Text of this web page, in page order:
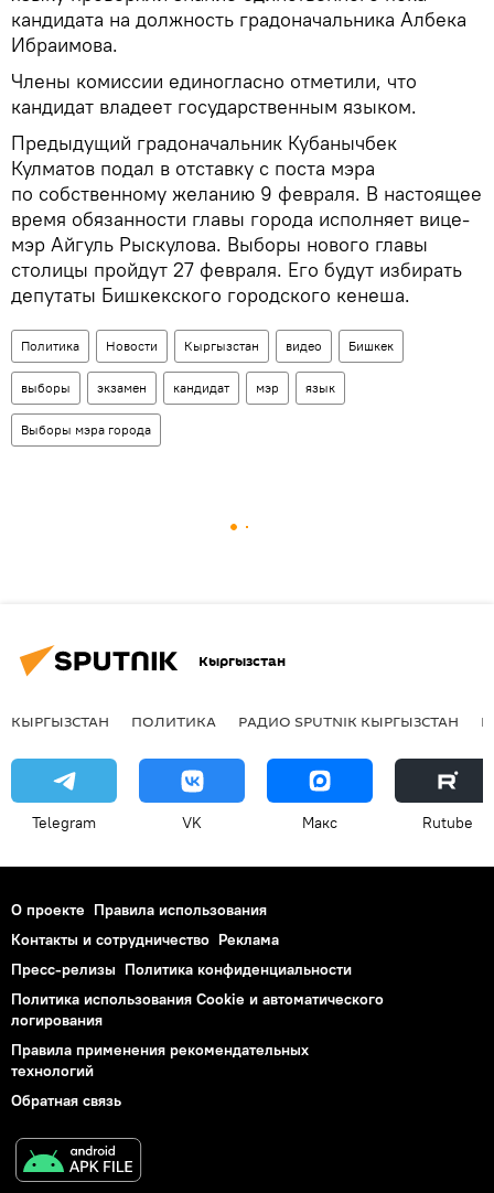
кандидата на должность градоначальника Албека
Ибраимова.
Члены комиссии единогласно отметили, что
кандидат владеет государственным языком.
Предыдущий градоначальник Кубанычбек
Кулматов подал в отставку с поста мэра
по собственному желанию 9 февраля. В настоящее
время обязанности главы города исполняет вице-
мэр Айгуль Рыскулова. Выборы нового главы
столицы пройдут 27 февраля. Его будут избирать
депутаты Бишкекского городского кенеша.
Политика Новости Кыргызстан видео Бишкек
выборы экзамен кандидат мэр язык
Выборы мэра города
Кыргызстан
КЫРГЫЗСТАН ПОЛИТИКА РАДИО SPUTNIK КЫРГЫЗСТАН
Telegram VK Макс Rutube
О проекте Правила использования
Контакты и сотрудничество Реклама
Пресс-релизы Политика конфиденциальности
Политика использования Cookie и автоматического
логирования
Правила применения рекомендательных
технологий
Обратная связь